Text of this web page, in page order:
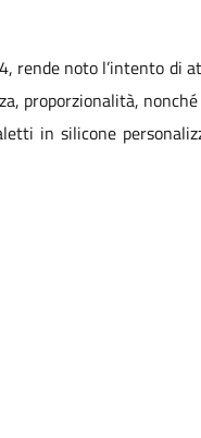
rende noto l’intento di
proporzionalità,
in silicone